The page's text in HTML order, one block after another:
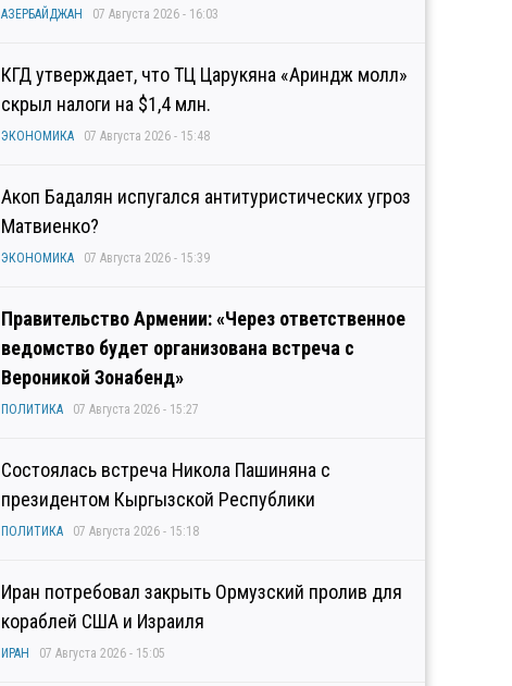
АЗЕРБАЙДЖАН 07 Августа 2026 - 16:03
КГД утверждает, что ТЦ Царукяна «Ариндж молл»
скрыл налоги на $1,4 млн.
ЭКОНОМИКА 07 Августа 2026 - 15:48
Акоп Бадалян испугался антитуристических угроз
Матвиенко?
ЭКОНОМИКА 07 Августа 2026 - 15:39
Правительство Армении: «Через ответственное
ведомство будет организована встреча с
Вероникой Зонабенд»
ПОЛИТИКА 07 Августа 2026 - 15:27
Состоялась встреча Никола Пашиняна с
президентом Кыргызской Республики
ПОЛИТИКА 07 Августа 2026 - 15:18
Иран потребовал закрыть Ормузский пролив для
кораблей США и Израиля
ИРАН 07 Августа 2026 - 15:05